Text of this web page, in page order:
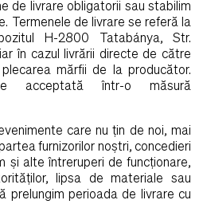
de livrare obligatorii sau stabilim
Termenele de livrare se referă la
H-2800 Tatabánya, Str.
în cazul livrării directe de către
mărfii de la producător.
acceptată într-o măsură
care nu ţin de noi, mai
furnizorilor noştri, concedieri
şi alte întreruperi de funcţionare,
lipsa de materiale sau
prelungim perioada de livrare cu